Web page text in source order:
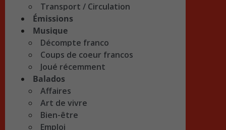
Transport / Circulation
Émissions
Musique
Décompte franco
Coups de coeur francos
Joué récemment
Balados
Affaires
Art de vivre
Bien-être
Emploi